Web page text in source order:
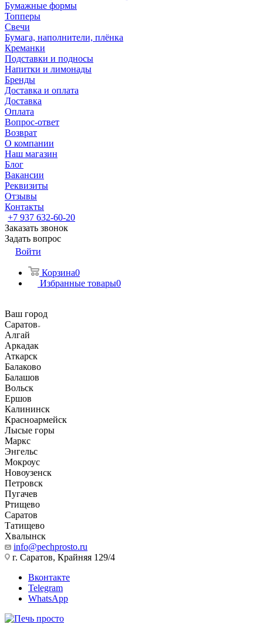
Бумажные формы
Топперы
Свечи
Бумага, наполнители, плёнка
Креманки
Подставки и подносы
Напитки и лимонады
Бренды
Доставка и оплата
Доставка
Оплата
Вопрос-ответ
Возврат
О компании
Наш магазин
Блог
Вакансии
Реквизиты
Отзывы
Контакты
+7 937 632-60-20
Заказать звонок
Задать вопрос
Войти
Корзина0
Избранные товары0
Ваш город
Саратов
Алгай
Аркадак
Аткарск
Балаково
Балашов
Вольск
Ершов
Калининск
Красноармейск
Лысые горы
Маркс
Энгельс
Мокроус
Новоузенск
Петровск
Пугачев
Ртищево
Саратов
Татищево
Хвалынск
info@pechprosto.ru
г. Саратов, Крайняя 129/4
Вконтакте
Telegram
WhatsApp